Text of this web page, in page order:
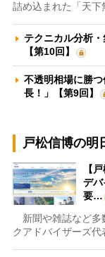
詰め込まれた「天
テクニカル分析
【第10回】
不透明相場に勝
長！」【第9回】
戸松信博の明
【
デバ
要…
新聞や雑誌など多
クアドバイザーズ